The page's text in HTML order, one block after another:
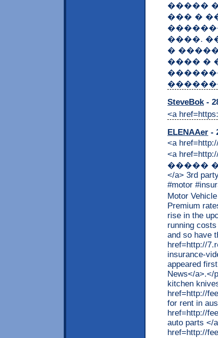
�����
��� �
����.
�
���� �
SteveBok -
<a
ELENAAer -
<a href=http://remmont.com/category/rental/>hdb rental </a> <a href=http://kvartir.remmont.com>������� ����� ������ �������� � ������ </a> 3rd party motor insurance * Video <p>#3rd #party #motor #insurance 3rd party motor insurance Pay More For Motor Vehicle Insurance From April 2019 � Here�s Why! Premium rates for third party motor vehicle insurance is set to rise in the upcoming financial year. According to reports, the running costs of insurance companies have become higher and so have the claims, hence <>]</p> <p>The post <a href=http://7.remmont.com/2019/07/19/3rd-party-motor-insurance-video/> 3rd party motor insurance * Video</a> appeared first on <a href=http://7.remmont.com> Cars News</a>.</p> <a href=http://remmont.com/>japanese kitchen knives </a> <a href=http://feeds.feedburner.com/ApartmentFinanceUsa>apartments for rent in austin tx </a> <a href=http://feeds.feedburner.com/AutoFinanceUsa>replacement auto parts </a> <a href=http://feeds.feedburner.com/CarFinanceUsa>usnews auto </a> <a href=http://feeds.feedburner.com/CreditFinanceUsa>visa credit card balance check online </a> <a href=http://feeds.feedburner.com/FranceFinanceUsa></a> <a href=http://feeds.feedburner.com/GermanyFinanceUsa></a> <a href=http://feeds.feedburner.com/ItalyFinanceUsa></a> <a href=http://feeds.feedburner.com/InsuranceFinanceUsa>insurance depot </a> <a href=http://feeds.feedburner.com/LoanFinanceUsa>auto loan </a> <a href=http://feeds.feedburner.com/NewsFinanceUsa>��n </a> <a href=http://feeds.feedburner.com/PharmaFinanceUsa>leo pharma </a> <a href=http://feeds.feedburner.com/RealEstateFinanceUsa>panama city real estate </a> <a href=http://feeds.feedburner.com/RentalFinanceUsa>bobcat rental </a> <a href=http://feeds.feedburner.com/SpainFinanceUsa></a> <a href=http://feeds.feedburner.com/TravelFinanceUsa>business travel </a> <a href=http://feeds.feedburner.com/UsaFinanceUsa>bank credit score </a> <a href=http://remmont.com/colleges-in-tennessee-map-video-2/> motlow state community college </a> <a href=http://credit.remmont.com/first-premier-credit-card-